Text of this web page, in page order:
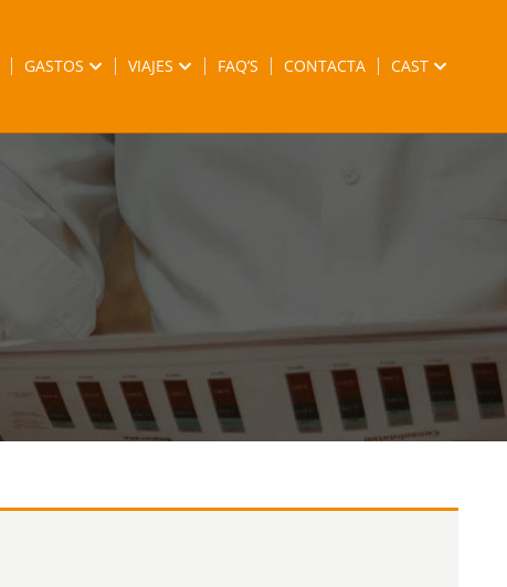
GASTOS VIAJES FAQ’S CONTACTA CAST